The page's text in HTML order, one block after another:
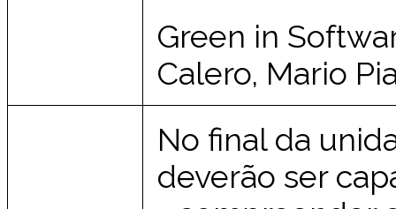
Green in
Calero, Mario
No final da
deverão ser